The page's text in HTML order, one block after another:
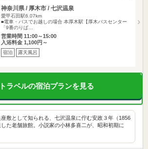
神奈川県 / 厚木市 / 七沢温泉
愛甲石田駅6.07km
■電車・バスでお越しの場合 本厚木駅【厚木バスセンター
「9番のりば…
営業時間 11:00～15:00
入浴料金 1,100円～
宿泊 露天風呂
ラベルの宿泊プランを見る
敷として知られる、七沢温泉に佇む安政３年（1856
た老舗旅館。小説家の小林多喜二が、昭和初期に